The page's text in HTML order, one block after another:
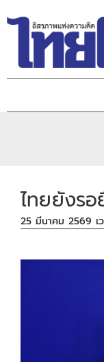
ไทยยังร
25 มีนาคม 2569 เ